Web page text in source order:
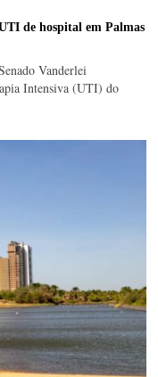
de hospital em Palmas
Vanderlei
Intensiva (UTI) do